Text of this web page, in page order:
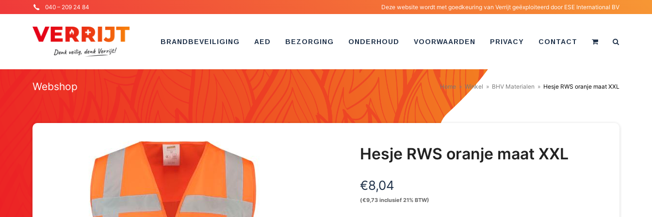
040 – 209 24 84 Deze website wordt met goedkeuring van Verrijt geëxploiteerd door ESE International BV
BRANDBEVEILIGING AED BEZORGING ONDERHOUD VOORWAARDEN PRIVACY CONTACT
Webshop Home » Winkel » BHV Materialen » Hesje RWS oranje maat XXL
Hesje RWS oranje maat XXL
€8,04
(€9,73 inclusief 21% BTW)